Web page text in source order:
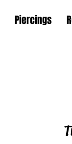
Piercings